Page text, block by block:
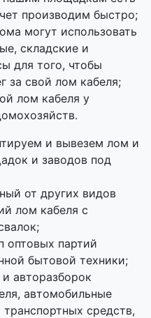
производим быстро;
могут использовать
складские и
для того, чтобы
за свой лом кабеля;
лом кабеля у
и вывезем лом и
и заводов под
от других видов
лом кабеля с
оптовых партий
бытовой техники;
авторазборок
автомобильные
средств,